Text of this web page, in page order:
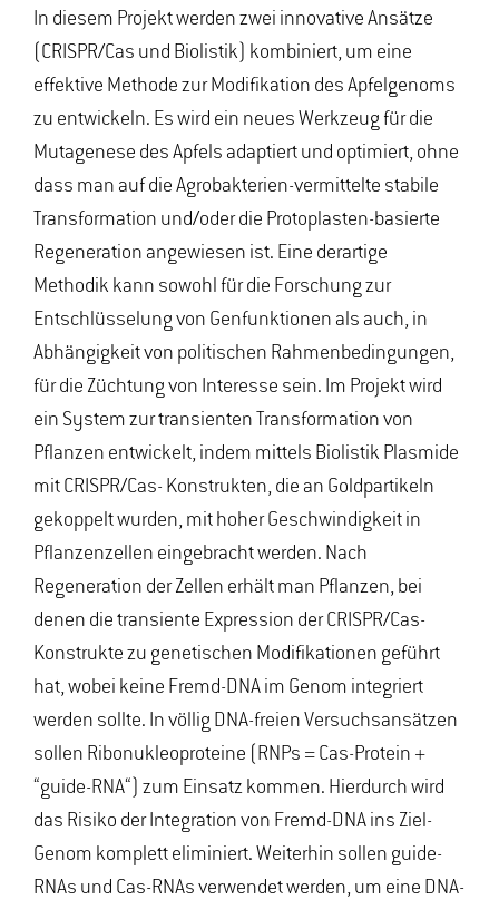
In diesem Projekt werden zwei innovative Ansätze
(CRISPR/Cas und Biolistik) kombiniert, um eine
effektive Methode zur Modifikation des Apfelgenoms
zu entwickeln. Es wird ein neues Werkzeug für die
Mutagenese des Apfels adaptiert und optimiert, ohne
dass man auf die Agrobakterien-vermittelte stabile
Transformation und/oder die Protoplasten-basierte
Regeneration angewiesen ist. Eine derartige
Methodik kann sowohl für die Forschung zur
Entschlüsselung von Genfunktionen als auch, in
Abhängigkeit von politischen Rahmenbedingungen,
für die Züchtung von Interesse sein. Im Projekt wird
ein System zur transienten Transformation von
Pflanzen entwickelt, indem mittels Biolistik Plasmide
mit CRISPR/Cas- Konstrukten, die an Goldpartikeln
gekoppelt wurden, mit hoher Geschwindigkeit in
Pflanzenzellen eingebracht werden. Nach
Regeneration der Zellen erhält man Pflanzen, bei
denen die transiente Expression der CRISPR/Cas-
Konstrukte zu genetischen Modifikationen geführt
hat, wobei keine Fremd-DNA im Genom integriert
werden sollte. In völlig DNA-freien Versuchsansätzen
sollen Ribonukleoproteine (RNPs = Cas-Protein +
“guide-RNA“) zum Einsatz kommen. Hierdurch wird
das Risiko der Integration von Fremd-DNA ins Ziel-
Genom komplett eliminiert. Weiterhin sollen guide-
RNAs und Cas-RNAs verwendet werden, um eine DNA-